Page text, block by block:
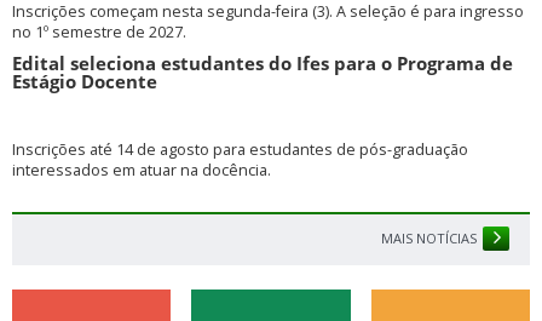
Inscrições começam nesta segunda-feira (3). A seleção é para ingresso
no 1º semestre de 2027.
Edital seleciona estudantes do Ifes para o Programa de
Estágio Docente
Inscrições até 14 de agosto para estudantes de pós-graduação
interessados em atuar na docência.
MAIS NOTÍCIAS